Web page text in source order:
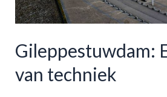
Gileppestuwdam:
van techniek